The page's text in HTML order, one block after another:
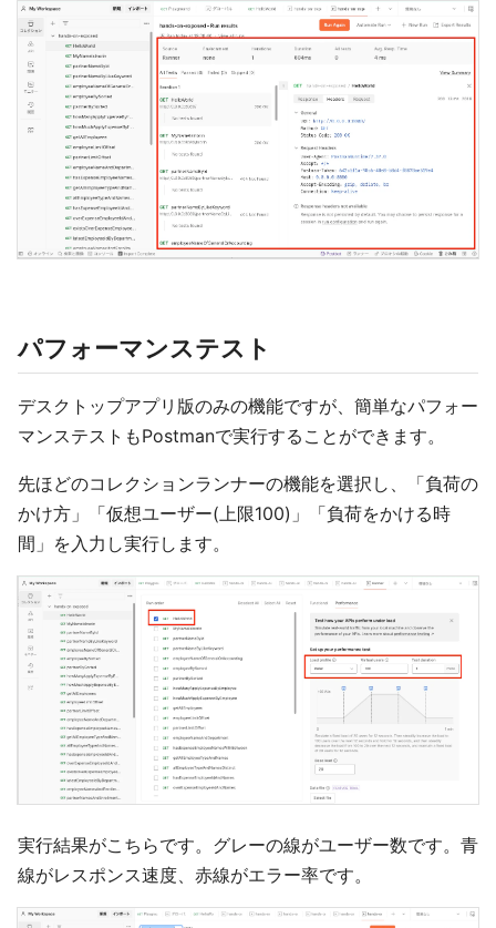
パフォーマンステスト
デスクトップアプリ版のみの機能ですが、簡単なパフォー
マンステストもPostmanで実行することができます。
先ほどのコレクションランナーの機能を選択し、「負荷の
かけ方」「仮想ユーザー(上限100)」「負荷をかける時
間」を入力し実行します。
実行結果がこちらです。グレーの線がユーザー数です。青
線がレスポンス速度、赤線がエラー率です。